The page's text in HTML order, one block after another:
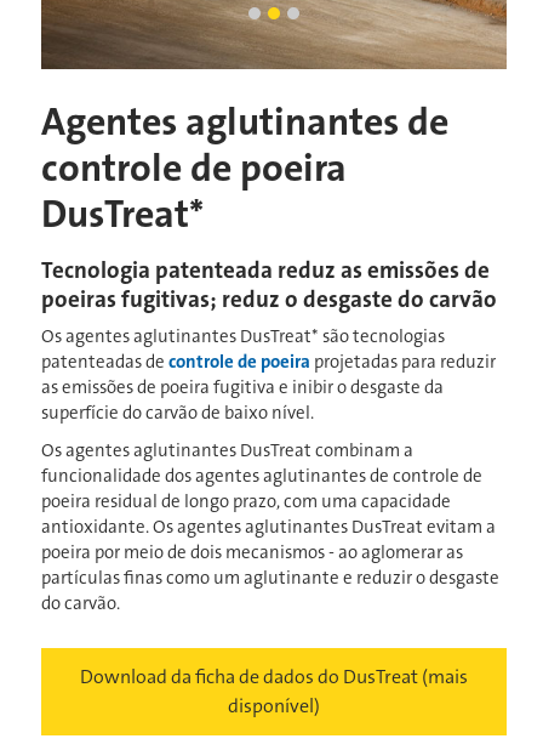
Agentes aglutinantes de
controle de poeira
DusTreat*
Tecnologia patenteada reduz as emissões de
poeiras fugitivas; reduz o desgaste do carvão
Os agentes aglutinantes DusTreat* são tecnologias
patenteadas de controle de poeira projetadas para reduzir
as emissões de poeira fugitiva e inibir o desgaste da
superfície do carvão de baixo nível.
Os agentes aglutinantes DusTreat combinam a
funcionalidade dos agentes aglutinantes de controle de
poeira residual de longo prazo, com uma capacidade
antioxidante. Os agentes aglutinantes DusTreat evitam a
poeira por meio de dois mecanismos - ao aglomerar as
partículas finas como um aglutinante e reduzir o desgaste
do carvão.
Download da ficha de dados do DusTreat (mais
disponível)
pilha de carvão
caminhões basculantes na mina
Slide atual
peças de carvão